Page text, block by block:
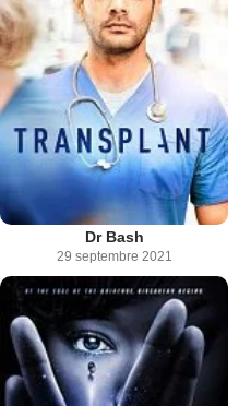
Dr Bash
29 septembre 2021